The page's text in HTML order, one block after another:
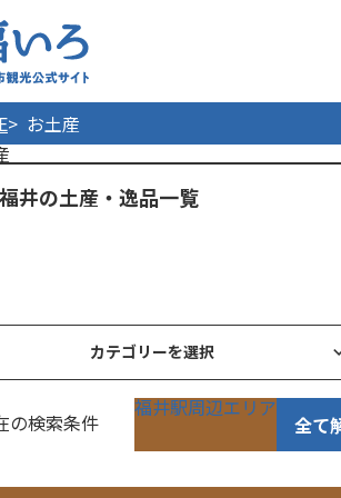
福井
お土産
福井の土産・逸品一覧
カテゴリーを選択
の検索条件
福井駅周辺エリア
全て